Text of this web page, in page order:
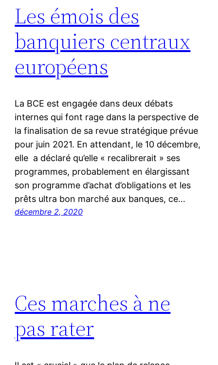
Les émois des
banquiers centraux
européens
La BCE est engagée dans deux débats
internes qui font rage dans la perspective de
la finalisation de sa revue stratégique prévue
pour juin 2021. En attendant, le 10 décembre,
elle a déclaré qu’elle « recalibrerait » ses
programmes, probablement en élargissant
son programme d’achat d’obligations et les
prêts ultra bon marché aux banques, ce…
décembre 2, 2020
Ces marches à ne
pas rater